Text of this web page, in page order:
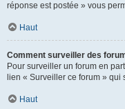
réponse est postée » vous
Haut
Comment surveiller des
Pour surveiller un forum en
lien « Surveiller ce forum »
Haut